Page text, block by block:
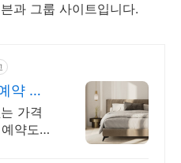
과 그룹 사이트입니다.
약 매
가격
약도